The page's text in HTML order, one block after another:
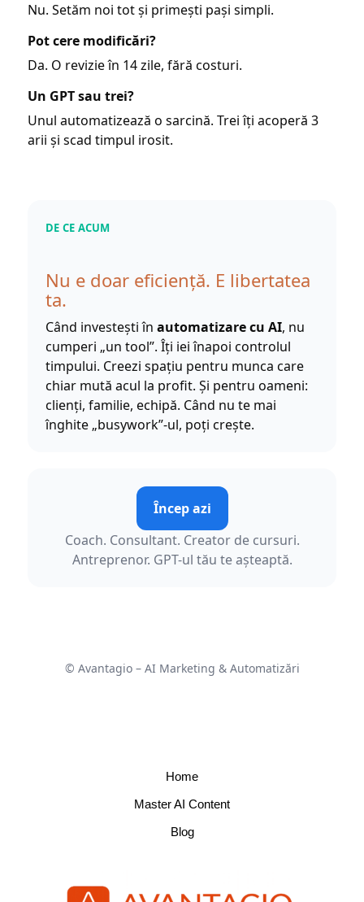
Nu. Setăm noi tot și primești pași simpli.
Pot cere modificări?
Da. O revizie în 14 zile, fără costuri.
Un GPT sau trei?
Unul automatizează o sarcină. Trei îți acoperă 3
arii și scad timpul irosit.
DE CE ACUM
Nu e doar eficiență. E libertatea
ta.
Când investești în automatizare cu AI, nu
cumperi „un tool”. Îți iei înapoi controlul
timpului. Creezi spațiu pentru munca care
chiar mută acul la profit. Și pentru oameni:
clienți, familie, echipă. Când nu te mai
înghite „busywork”-ul, poți crește.
Încep azi
Coach. Consultant. Creator de cursuri.
Antreprenor. GPT-ul tău te așteaptă.
© Avantagio – AI Marketing & Automatizări
Home
Master AI Content
Blog